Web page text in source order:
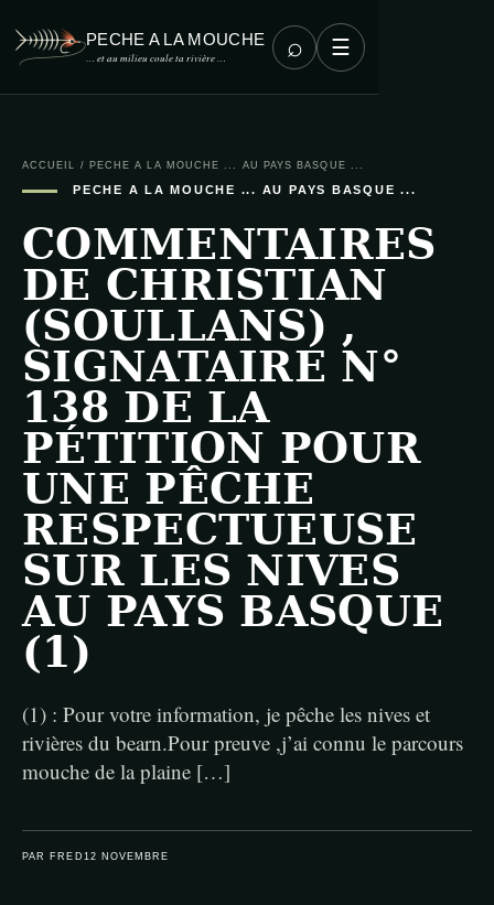
PECHE A LA MOUCHE
… et au milieu coule ta rivière … ⌕ ☰
ACCUEIL / PECHE A LA MOUCHE ... AU PAYS BASQUE ...
PECHE A LA MOUCHE ... AU PAYS BASQUE ...
COMMENTAIRES
DE CHRISTIAN
(SOULLANS) ,
SIGNATAIRE N°
138 DE LA
PÉTITION POUR
UNE PÊCHE
RESPECTUEUSE
SUR LES NIVES
AU PAYS BASQUE
(1)
(1) : Pour votre information, je pêche les nives et
rivières du bearn.Pour preuve ,j’ai connu le parcours
mouche de la plaine […]
PAR FRED 12 NOVEMBRE